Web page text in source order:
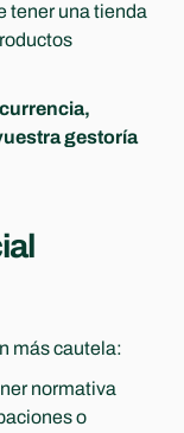
tener una tienda
gestoría
más cautela:
normativa
o